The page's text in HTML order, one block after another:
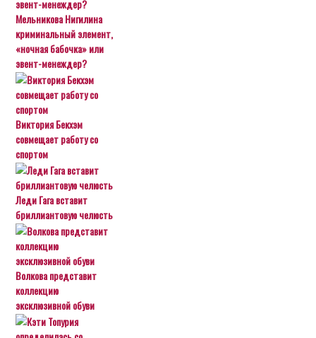
Мельникова Нигилина
криминальный элемент,
«ночная бабочка» или
эвент-менеждер?
Виктория Бекхэм
совмещает работу со
спортом
Леди Гага вставит
бриллиантовую челюсть
Волкова представит
коллекцию
эксклюзивной обуви